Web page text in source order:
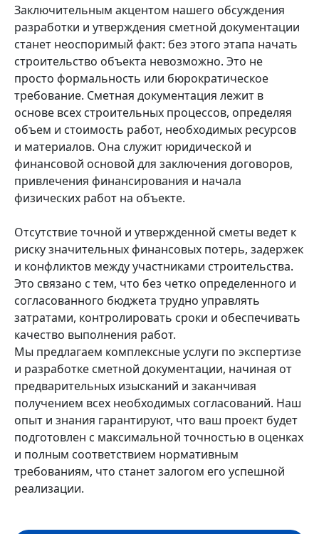
Заключительным акцентом нашего обсуждения
разработки и утверждения сметной документации
станет неоспоримый факт: без этого этапа начать
строительство объекта невозможно. Это не
просто формальность или бюрократическое
требование. Сметная документация лежит в
основе всех строительных процессов, определяя
объем и стоимость работ, необходимых ресурсов
и материалов. Она служит юридической и
финансовой основой для заключения договоров,
привлечения финансирования и начала
физических работ на объекте.
Отсутствие точной и утвержденной сметы ведет к
риску значительных финансовых потерь, задержек
и конфликтов между участниками строительства.
Это связано с тем, что без четко определенного и
согласованного бюджета трудно управлять
затратами, контролировать сроки и обеспечивать
качество выполнения работ.
Мы предлагаем комплексные услуги по экспертизе
и разработке сметной документации, начиная от
предварительных изысканий и заканчивая
получением всех необходимых согласований. Наш
опыт и знания гарантируют, что ваш проект будет
подготовлен с максимальной точностью в оценках
и полным соответствием нормативным
требованиям, что станет залогом его успешной
реализации.